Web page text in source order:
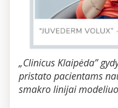
„Clinicus Klaipėda”
pristato pacientams
smakro linijai